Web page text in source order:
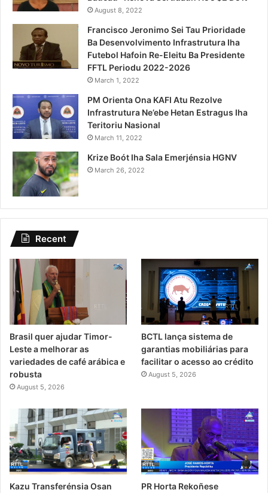
August 8, 2022
Francisco Jeronimo Sei Tau Prioridade
Ba Desenvolvimento Infrastrutura Iha
Futebol Hafoin Re-Eleitu Ba Presidente
FFTL Periodu 2022-2026
March 1, 2022
PM Orienta Ona KAFI Atu Rezolve
Infrastrutura Ne’ebe Hetan Estragus Iha
Teritoriu Nasional
March 11, 2022
Krize Boót Iha Sala Emerjénsia HGNV
March 26, 2022
Recent
Brasil quer ajudar Timor-
Leste a melhorar as
variedades de café arábica e
robusta
August 5, 2026
BCTL lança sistema de
garantias mobiliárias para
facilitar o acesso ao crédito
August 5, 2026
Kazu Transferénsia Osan
PR Horta Rekoñese